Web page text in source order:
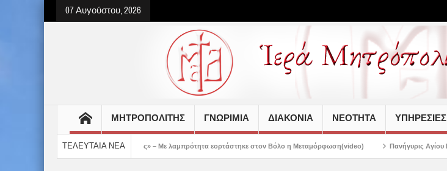
07 Αυγούστου, 2026
ΜΗΤΡΟΠΟΛΙΤΗΣ ΓΝΩΡΙΜΙΑ ΔΙΑΚΟΝΙΑ ΝΕΟΤΗΤΑ ΥΠΗΡΕΣΙΕΣ
ΤΕΛΕΥΤΑΙΑ ΝΕΑ
μάς έδειξε το μέλλον μας» – Με λαμπρότητα εορτάστηκε στον Βόλο η Μεταμόρφωση(video) Πανήγυρις Αγίου Καλλινίκου